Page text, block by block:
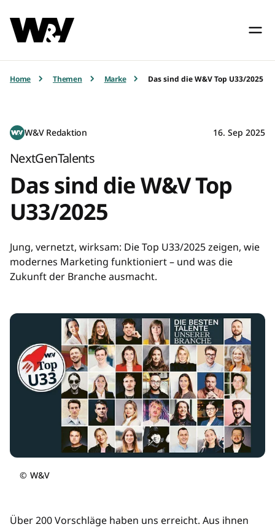
Home Themen Marke Das sind die W&V Top U33/2025
W&V Redaktion 16. Sep 2025
NextGenTalents
Das sind die W&V Top
U33/2025
Jung, vernetzt, wirksam: Die Top U33/2025 zeigen, wie
modernes Marketing funktioniert – und was die
Zukunft der Branche ausmacht.
© W&V
Über 200 Vorschläge haben uns erreicht. Aus ihnen